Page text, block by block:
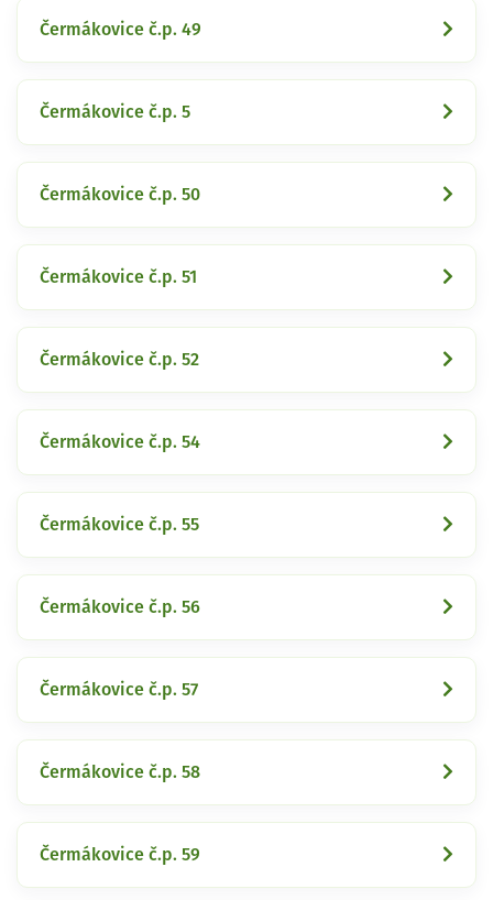
Čermákovice č.p. 49
Čermákovice č.p. 5
Čermákovice č.p. 50
Čermákovice č.p. 51
Čermákovice č.p. 52
Čermákovice č.p. 54
Čermákovice č.p. 55
Čermákovice č.p. 56
Čermákovice č.p. 57
Čermákovice č.p. 58
Čermákovice č.p. 59